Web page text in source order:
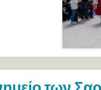
των